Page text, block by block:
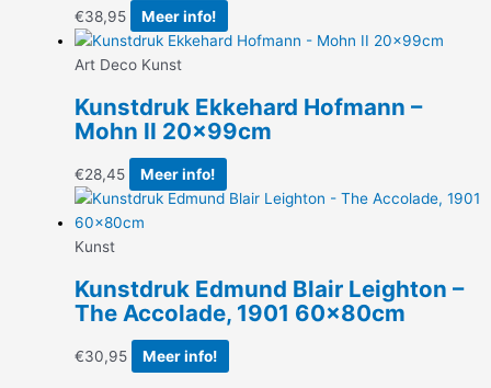
€38,95 Meer info!
Art Deco Kunst
Kunstdruk Ekkehard Hofmann –
Mohn II 20x99cm
€28,45 Meer info!
Kunst
Kunstdruk Edmund Blair Leighton –
The Accolade, 1901 60x80cm
€30,95 Meer info!